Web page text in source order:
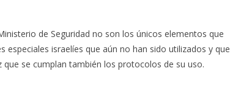
de Seguridad no son los únicos elementos que
israelíes que aún no han sido utilizados y que
se cumplan también los protocolos de su uso.